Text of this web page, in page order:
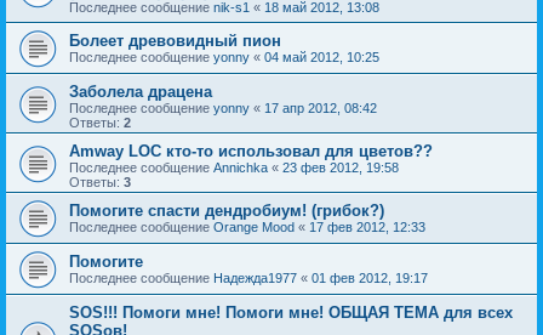
Последнее сообщение nik-s1 « 18 май 2012, 13:08
Болеет древовидный пион
Последнее сообщение yonny « 04 май 2012, 10:25
Заболела драцена
Последнее сообщение yonny « 17 апр 2012, 08:42
Ответы: 2
Amway LOC кто-то использовал для цветов??
Последнее сообщение Annichka « 23 фев 2012, 19:58
Ответы: 3
Помогите спасти дендробиум! (грибок?)
Последнее сообщение Orange Mood « 17 фев 2012, 12:33
Помогите
Последнее сообщение Надежда1977 « 01 фев 2012, 19:17
SOS!!! Помоги мне! Помоги мне! ОБЩАЯ ТЕМА для всех
SOSов!